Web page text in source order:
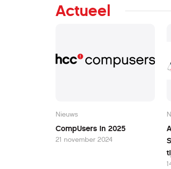
Actueel
Nieuws
CompUsers in 2025
21 november 2024